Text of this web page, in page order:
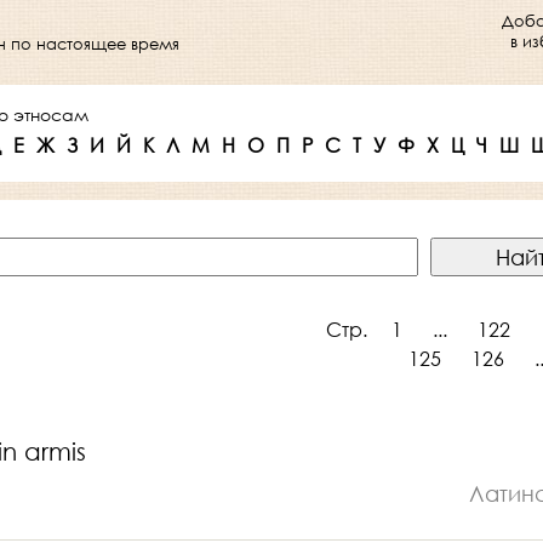
по настоящее время
в
этносам
Е Ж З И Й К Л М Н О П Р С Т У Ф Х Ц Ч Ш
Стр. 1 ... 122
125
126
armis